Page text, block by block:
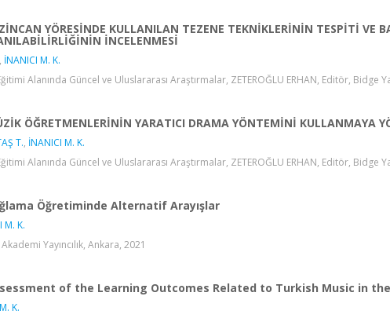
YÖRESİNDE KULLANILAN TEZENE TEKNİKLERİNİN TESPİTİ VE
İNCELENMESİ
, İNANICI M. K.
Alanında Güncel ve Uluslararası Araştırmalar, ZETEROĞLU ERHAN, Editör, Bidge
ÖĞRETMENLERİNİN YARATICI DRAMA YÖNTEMİNİ KULLANMAYA
T., İNANICI M. K.
Alanında Güncel ve Uluslararası Araştırmalar, ZETEROĞLU ERHAN, Editör, Bidge
Öğretiminde Alternatif Arayışlar
M. K.
Yayıncılık, Ankara, 2021
of the Learning Outcomes Related to Turkish Music in
K.